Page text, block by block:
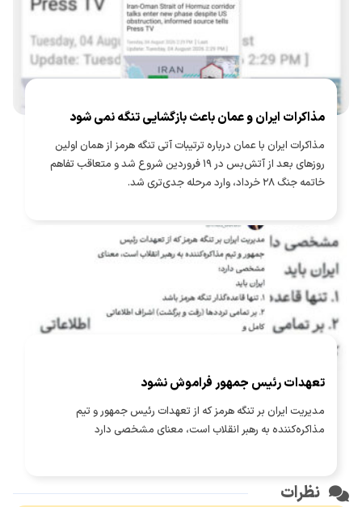
مذاکرات ایران و عمان باعث بازگشایی تنگه نمی شود
مذاکرات ایران با عمان درباره ترتیبات آتی تنگه هرمز از همان اولین
روزهای بعد از آتش‌بس در ۱۹ فروردین شروع شد و متعاقب تفاهم
خاتمه جنگ ۲۸ خرداد، وارد مرحله جدی‌تری شد.
تعهدات رئیس جمهور فراموش نشود
مدیریت ایران بر تنگه هرمز که از تعهدات رئیس جمهور و تیم
مذاکره‌کننده به رهبر انقلاب است، معنای مشخصی دارد
نظرات